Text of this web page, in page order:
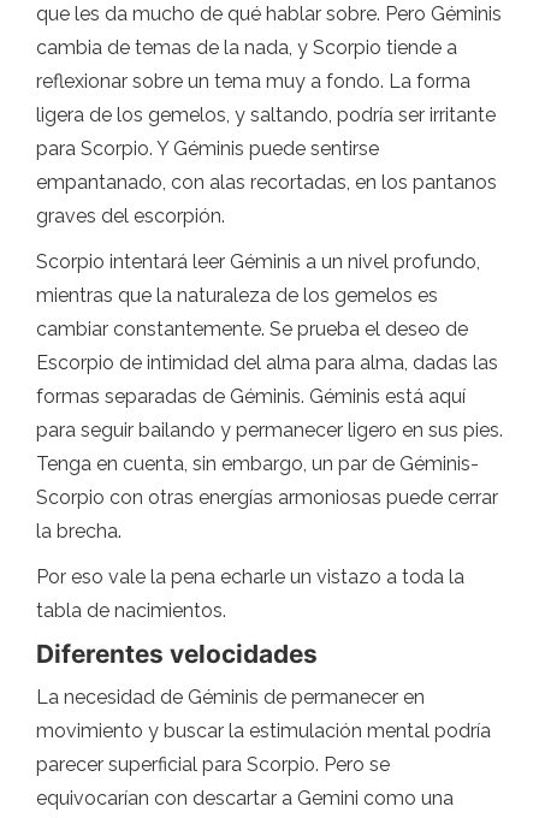
que les da mucho de qué hablar sobre. Pero Géminis
cambia de temas de la nada, y Scorpio tiende a
reflexionar sobre un tema muy a fondo. La forma
ligera de los gemelos, y saltando, podría ser irritante
para Scorpio. Y Géminis puede sentirse
empantanado, con alas recortadas, en los pantanos
graves del escorpión.
Scorpio intentará leer Géminis a un nivel profundo,
mientras que la naturaleza de los gemelos es
cambiar constantemente. Se prueba el deseo de
Escorpio de intimidad del alma para alma, dadas las
formas separadas de Géminis. Géminis está aquí
para seguir bailando y permanecer ligero en sus pies.
Tenga en cuenta, sin embargo, un par de Géminis-
Scorpio con otras energías armoniosas puede cerrar
la brecha.
Por eso vale la pena echarle un vistazo a toda la
tabla de nacimientos.
Diferentes velocidades
La necesidad de Géminis de permanecer en
movimiento y buscar la estimulación mental podría
parecer superficial para Scorpio. Pero se
equivocarían con descartar a Gemini como una